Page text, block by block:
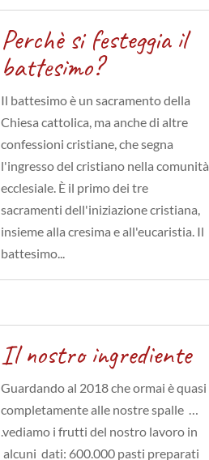
Perchè si festeggia il
battesimo?
Il battesimo è un sacramento della
Chiesa cattolica, ma anche di altre
confessioni cristiane, che segna
l'ingresso del cristiano nella comunità
ecclesiale. È il primo dei tre
sacramenti dell'iniziazione cristiana,
insieme alla cresima e all'eucaristia. Il
battesimo...
Il nostro ingrediente
Guardando al 2018 che ormai è quasi
completamente alle nostre spalle …
.vediamo i frutti del nostro lavoro in
alcuni dati: 600.000 pasti preparati